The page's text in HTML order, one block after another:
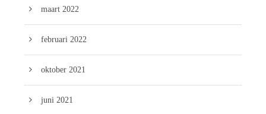
maart 2022
februari 2022
oktober 2021
juni 2021